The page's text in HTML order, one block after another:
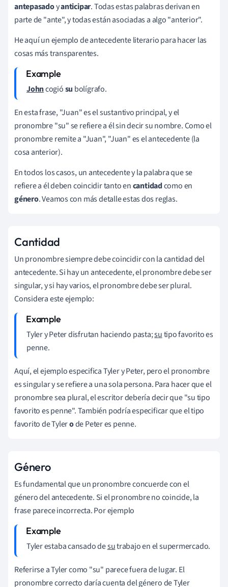
antepasadoyanticipar. Todas estas palabras derivan en
parte de "ante", y todas están asociadas a algo "anterior".
He aquí un ejemplo de antecedente literario para hacer las
cosas más transparentes.
Johncogiósu bolígrafo.
En esta frase, "Juan" es el sustantivo principal, y el
pronombre "su" se refiere a él sin decir su nombre. Como el
pronombre remite a "Juan", "Juan" es el antecedente (la
cosa anterior).
En todos los casos, un antecedente y la palabra que se
refiere a él deben coincidir tanto encantidadcomo en
género. Veamos con más detalle estas dos reglas.
Cantidad
Un pronombre siempre debe coincidir con la cantidad del
antecedente. Si hay un antecedente, el pronombre debe ser
singular, y si hay varios, el pronombre debe ser plural.
Considera este ejemplo:
Tyler y Peter disfrutan haciendo pasta;sutipo favorito es
penne.
Aquí, el ejemplo especifica Tyler y Peter, pero el pronombre
es singular y se refiere a una sola persona. Para hacer que el
pronombre sea plural, el escritor debería decir que "su tipo
favorito es penne". También podría especificar que el tipo
favorito de Tylerode Peter es penne.
Género
Es fundamental que un pronombre concuerde con el
género del antecedente. Si el pronombre no coincide, la
frase parece incorrecta. Por ejemplo
Tyler estaba cansado desutrabajo en el supermercado.
Referirse a Tyler como "su" parece fuera de lugar. El
pronombre correcto daría cuenta del género de Tyler